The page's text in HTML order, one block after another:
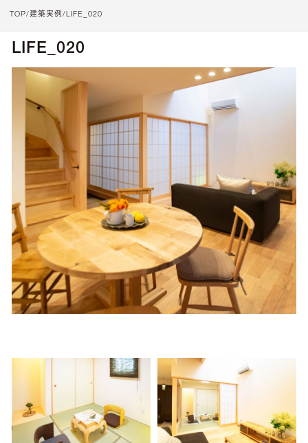
TOP 建築実例 LIFE_020
LIFE_020